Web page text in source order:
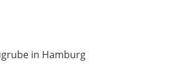
in Hamburg